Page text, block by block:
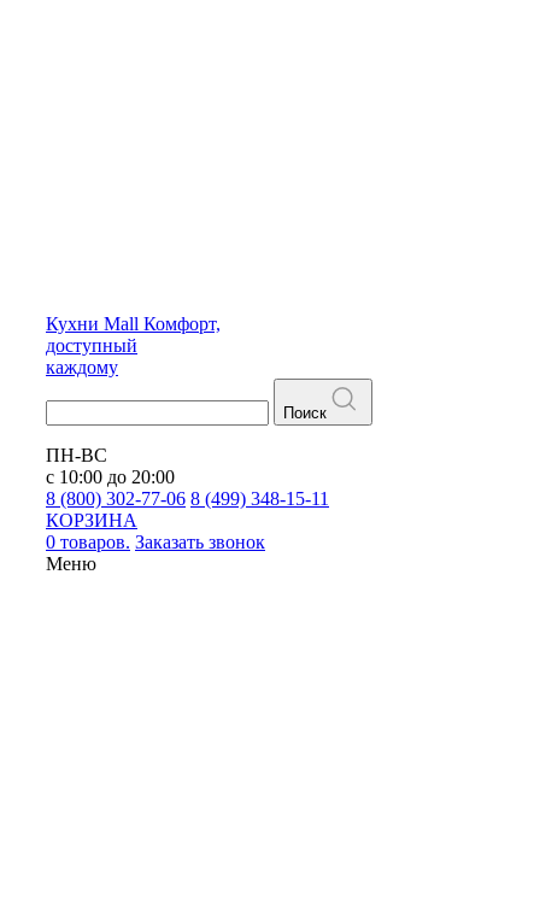
Кухни Mall Комфорт,
доступный
каждому
Поиск
ПН-ВС
с 10:00 до 20:00
8 (800) 302-77-06 8 (499) 348-15-11
КОРЗИНА
0 товаров. Заказать звонок
Меню